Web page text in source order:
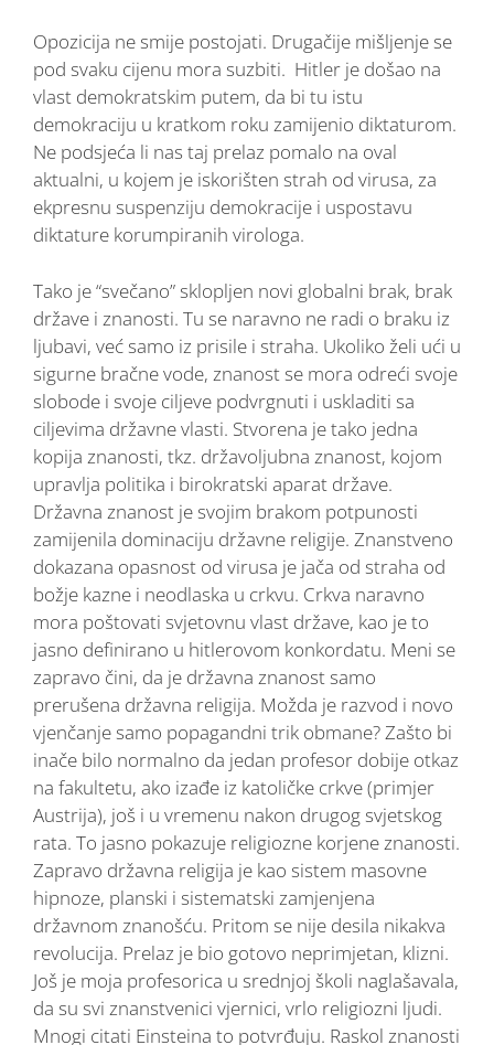
Opozicija ne smije postojati. Drugačije mišljenje se
pod svaku cijenu mora suzbiti. Hitler je došao na
vlast demokratskim putem, da bi tu istu
demokraciju u kratkom roku zamijenio diktaturom.
Ne podsjeća li nas taj prelaz pomalo na oval
aktualni, u kojem je iskorišten strah od virusa, za
ekpresnu suspenziju demokracije i uspostavu
diktature korumpiranih virologa.
Tako je “svečano” sklopljen novi globalni brak, brak
države i znanosti. Tu se naravno ne radi o braku iz
ljubavi, već samo iz prisile i straha. Ukoliko želi ući u
sigurne bračne vode, znanost se mora odreći svoje
slobode i svoje ciljeve podvrgnuti i uskladiti sa
ciljevima državne vlasti. Stvorena je tako jedna
kopija znanosti, tkz. državoljubna znanost, kojom
upravlja politika i birokratski aparat države.
Državna znanost je svojim brakom potpunosti
zamijenila dominaciju državne religije. Znanstveno
dokazana opasnost od virusa je jača od straha od
božje kazne i neodlaska u crkvu. Crkva naravno
mora poštovati svjetovnu vlast države, kao je to
jasno definirano u hitlerovom konkordatu. Meni se
zapravo čini, da je državna znanost samo
prerušena državna religija. Možda je razvod i novo
vjenčanje samo popagandni trik obmane? Zašto bi
inače bilo normalno da jedan profesor dobije otkaz
na fakultetu, ako izađe iz katoličke crkve (primjer
Austrija), još i u vremenu nakon drugog svjetskog
rata. To jasno pokazuje religiozne korjene znanosti.
Zapravo državna religija je kao sistem masovne
hipnoze, planski i sistematski zamjenjena
državnom znanošću. Pritom se nije desila nikakva
revolucija. Prelaz je bio gotovo neprimjetan, klizni.
Još je moja profesorica u srednjoj školi naglašavala,
da su svi znanstvenici vjernici, vrlo religiozni ljudi.
Mnogi citati Einsteina to potvrđuju. Raskol znanosti